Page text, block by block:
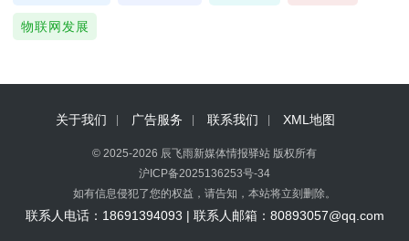
物联网发展
关于我们 广告服务 联系我们 XML地图
© 2025-2026 辰飞雨新媒体情报驿站 版权所有
沪ICP备2025136253号-34
如有信息侵犯了您的权益，请告知，本站将立刻删除。
联系人电话：18691394093 | 联系人邮箱：80893057@qq.com